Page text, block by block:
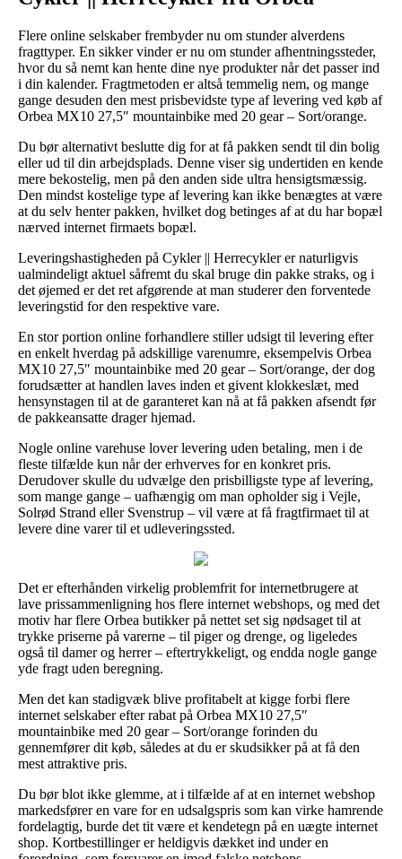
Flere online selskaber frembyder nu om stunder alverdens
fragttyper. En sikker vinder er nu om stunder afhentningssteder,
hvor du så nemt kan hente dine nye produkter når det passer ind
i din kalender. Fragtmetoden er altså temmelig nem, og mange
gange desuden den mest prisbevidste type af levering ved køb af
Orbea MX10 27,5″ mountainbike med 20 gear – Sort/orange.
Du bør alternativt beslutte dig for at få pakken sendt til din bolig
eller ud til din arbejdsplads. Denne viser sig undertiden en kende
mere bekostelig, men på den anden side ultra hensigtsmæssig.
Den mindst kostelige type af levering kan ikke benægtes at være
at du selv henter pakken, hvilket dog betinges af at du har bopæl
nærved internet firmaets bopæl.
Leveringshastigheden på Cykler || Herrecykler er naturligvis
ualmindeligt aktuel såfremt du skal bruge din pakke straks, og i
det øjemed er det ret afgørende at man studerer den forventede
leveringstid for den respektive vare.
En stor portion online forhandlere stiller udsigt til levering efter
en enkelt hverdag på adskillige varenumre, eksempelvis Orbea
MX10 27,5″ mountainbike med 20 gear – Sort/orange, der dog
forudsætter at handlen laves inden et givent klokkeslæt, med
hensynstagen til at de garanteret kan nå at få pakken afsendt før
de pakkeansatte drager hjemad.
Nogle online varehuse lover levering uden betaling, men i de
fleste tilfælde kun når der erhverves for en konkret pris.
Derudover skulle du udvælge den prisbilligste type af levering,
som mange gange – uafhængig om man opholder sig i Vejle,
Solrød Strand eller Svenstrup – vil være at få fragtfirmaet til at
levere dine varer til et udleveringssted.
Det er efterhånden virkelig problemfrit for internetbrugere at
lave prissammenligning hos flere internet webshops, og med det
motiv har flere Orbea butikker på nettet set sig nødsaget til at
trykke priserne på varerne – til piger og drenge, og ligeledes
også til damer og herrer – eftertrykkeligt, og endda nogle gange
yde fragt uden beregning.
Men det kan stadigvæk blive profitabelt at kigge forbi flere
internet selskaber efter rabat på Orbea MX10 27,5″
mountainbike med 20 gear – Sort/orange forinden du
gennemfører dit køb, således at du er skudsikker på at få den
mest attraktive pris.
Du bør blot ikke glemme, at i tilfælde af at en internet webshop
markedsfører en vare for en udsalgspris som kan virke hamrende
fordelagtig, burde det tit være et kendetegn på en uægte internet
shop. Kortbestillinger er heldigvis dækket ind under en